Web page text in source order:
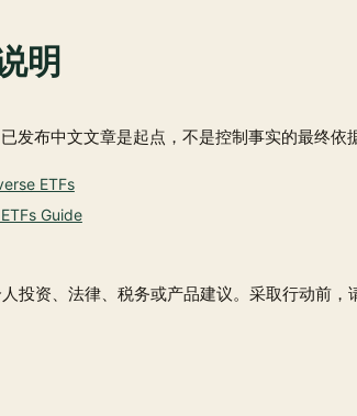
明
发布中文文章是起点，不是控制事实的最终依
ETFs
Guide
投资、法律、税务或产品建议。采取行动前，